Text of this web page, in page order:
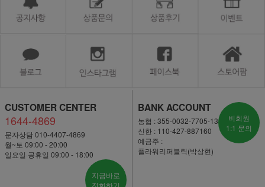
CUSTOMER CENTER
1644-4869
문자상담 010-4407-4869
월~토 09:00 - 20:00
일요일·공휴일 09:00 - 18:00
지금바로
전화하기
BANK ACCOUNT
농협 : 355-0032-7705-13
신한 : 110-427-887160
예금주 :
플라워리퍼블릭(박상현)
비회원
1:1 문의